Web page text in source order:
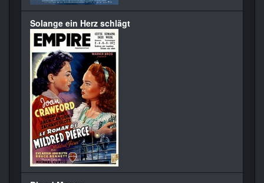
Solange ein Herz schlägt